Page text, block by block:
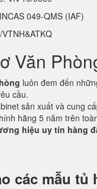
049-QMS (IAF)
Văn
luôn đem đến
cầu.
sản xuất và cung
hãng 5 năm trên
hiệu uy tín hàng
các mẫu